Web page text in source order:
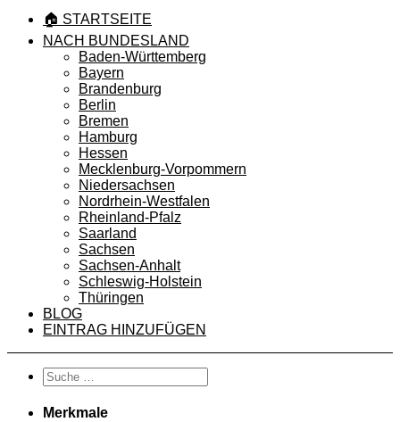
🏠 STARTSEITE
NACH BUNDESLAND
Baden-Württemberg
Bayern
Brandenburg
Berlin
Bremen
Hamburg
Hessen
Mecklenburg-Vorpommern
Niedersachsen
Nordrhein-Westfalen
Rheinland-Pfalz
Saarland
Sachsen
Sachsen-Anhalt
Schleswig-Holstein
Thüringen
BLOG
EINTRAG HINZUFÜGEN
Merkmale